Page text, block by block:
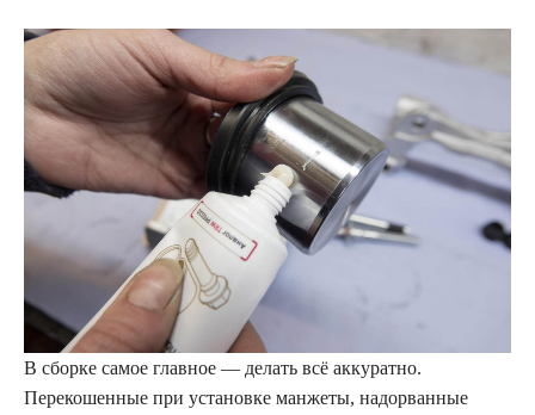
В сборке самое главное — делать всё аккуратно.
Перекошенные при установке манжеты, надорванные